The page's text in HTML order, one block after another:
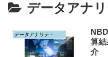
データアナ
データアナリティクス
算
介